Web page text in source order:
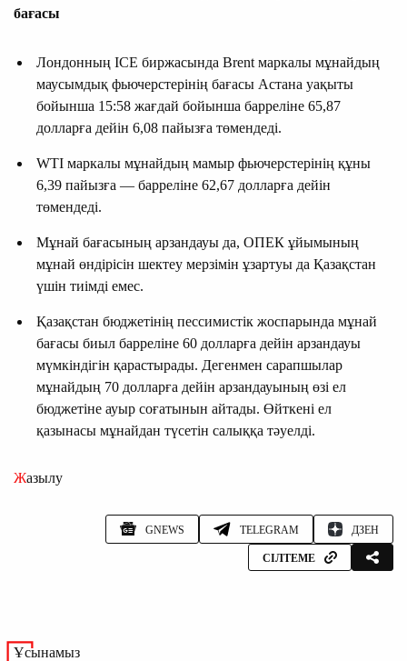
бағасы
Лондонның ICE биржасында Brent маркалы мұнайдың
маусымдық фьючерстерінің бағасы Астана уақыты
бойынша 15:58 жағдай бойынша барреліне 65,87
долларға дейін 6,08 пайызға төмендеді.
WTI маркалы мұнайдың мамыр фьючерстерінің құны
6,39 пайызға — барреліне 62,67 долларға дейін
төмендеді.
Мұнай бағасының арзандауы да, ОПЕК ұйымының
мұнай өндірісін шектеу мерзімін ұзартуы да Қазақстан
үшін тиімді емес.
Қазақстан бюджетінің пессимистік жоспарында мұнай
бағасы биыл барреліне 60 долларға дейін арзандауы
мүмкіндігін қарастырады. Дегенмен сарапшылар
мұнайдың 70 долларға дейін арзандауының өзі ел
бюджетіне ауыр соғатынын айтады. Өйткені ел
қазынасы мұнайдан түсетін салыққа тәуелді.
Жазылу
GNEWS TELEGRAM ДЗЕН
СІЛТЕМЕ
Ұсынамыз